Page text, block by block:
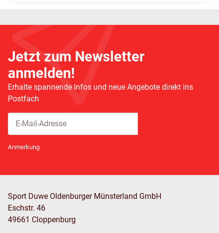
Jetzt zum Newsletter
anmelden!
Erhalte spannende Infos und neue Angebote direkt ins
Postfach
Anmerkung
Sport Duwe Oldenburger Münsterland GmbH
Eschstr. 46
49661 Cloppenburg